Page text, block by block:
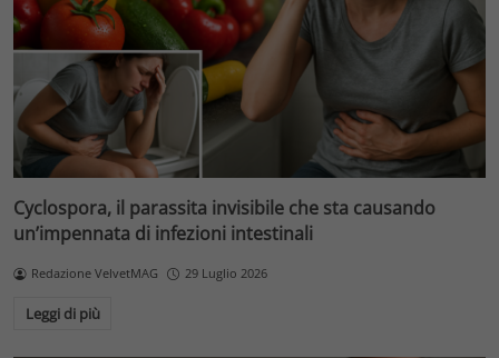
Cyclospora, il parassita invisibile che sta causando
un’impennata di infezioni intestinali
Redazione VelvetMAG 29 Luglio 2026
Leggi di più